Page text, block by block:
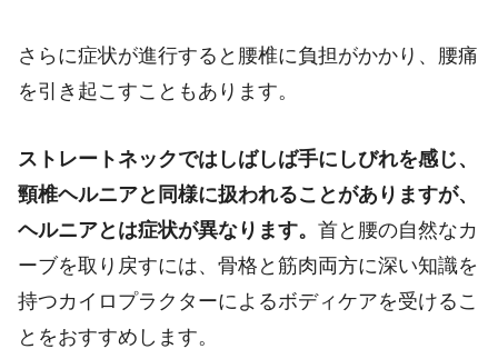
さらに症状が進行すると腰椎に負担がかかり、腰痛
を引き起こすこともあります。
ストレートネックではしばしば手にしびれを感じ、
頸椎ヘルニアと同様に扱われることがありますが、
ヘルニアとは症状が異なります。 首と腰の自然なカ
ーブを取り戻すには、骨格と筋肉両方に深い知識を
持つカイロプラクターによるボディケアを受けるこ
とをおすすめします。